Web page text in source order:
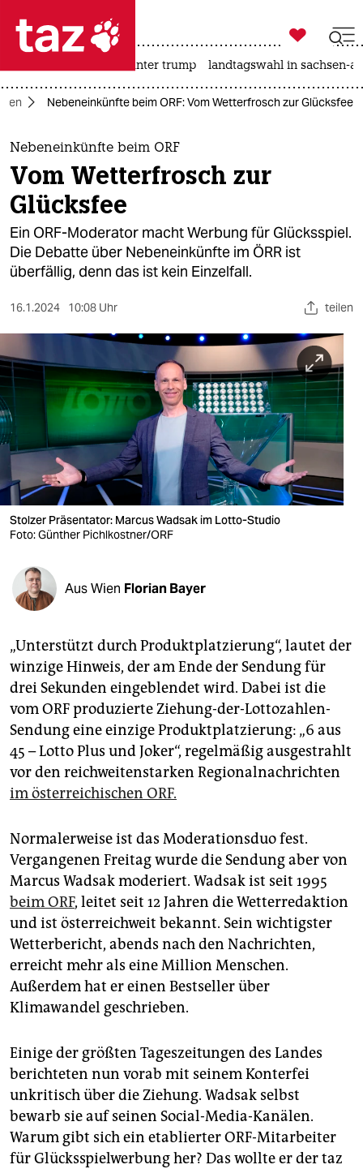
 taz zahl ich
taz zahl ich
themen
politik
öko
gesellschaft
sport
berlin
wahrheit
verlag
verlag
veranstaltungen
shop
fragen & hilfe
unterstützen
abo
genossenschaft
epaper login

taz zahl ich
usa unter trump landtagswahl in sachsen-
Nebeneinkünfte beim ORF: Vom Wetterfrosch zur Glücksfee
Nebeneinkünfte beim ORF
Vom Wetterfrosch zur
Glücksfee
Ein ORF-Moderator macht Werbung für Glücksspiel.
Die Debatte über Nebeneinkünfte im ÖRR ist
überfällig, denn das ist kein Einzelfall.
16.1.2024 10:08 Uhr teilen
Stolzer Präsentator: Marcus Wadsak im Lotto-Studio
Foto: Günther Pichlkostner/ORF
Aus Wien Florian Bayer
„Unterstützt durch Produktplatzierung“, lautet der
winzige Hinweis, der am Ende der Sendung für
drei Sekunden eingeblendet wird. Dabei ist die
vom ORF produzierte Ziehung-der-Lottozahlen-
Sendung eine einzige Produktplatzierung: „6 aus
45 – Lotto Plus und Joker“, regelmäßig ausgestrahlt
vor den reichweitenstarken Regionalnachrichten
im österreichischen ORF.
Normalerweise ist das Moderationsduo fest.
Vergangenen Freitag wurde die Sendung aber von
Marcus Wadsak moderiert. Wadsak ist seit 1995
beim ORF, leitet seit 12 Jahren die Wetterredaktion
und ist österreichweit bekannt. Sein wichtigster
Wetterbericht, abends nach den Nachrichten,
erreicht mehr als eine Million Menschen.
Außerdem hat er einen Bestseller über
Klimawandel geschrieben.
Einige der größten Tageszeitungen des Landes
berichteten nun vorab mit seinem Konterfei
unkritisch über die Ziehung. Wadsak selbst
bewarb sie auf seinen Social-Media-Kanälen.
Warum gibt sich ein etablierter ORF-Mitarbeiter
für Glücksspielwerbung her? Das wollte er der taz